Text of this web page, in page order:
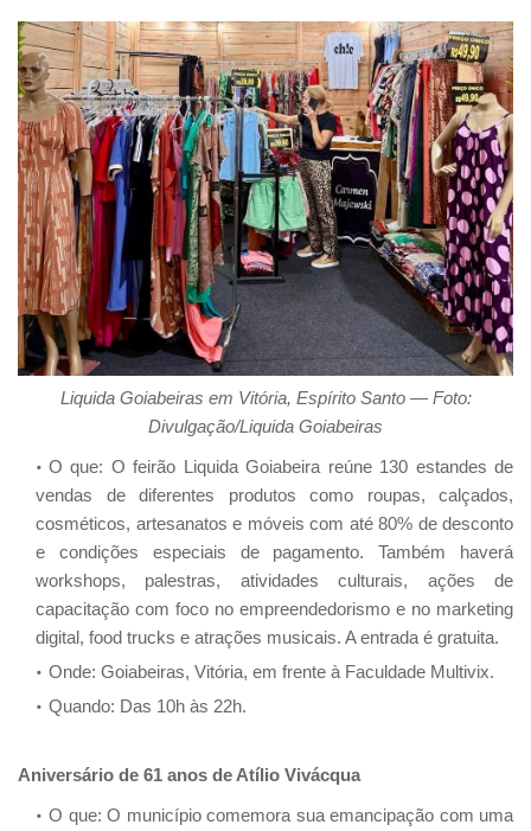
Liquida Goiabeiras em Vitória, Espírito Santo — Foto:
Divulgação/Liquida Goiabeiras
O que: O feirão Liquida Goiabeira reúne 130 estandes de
vendas de diferentes produtos como roupas, calçados,
cosméticos, artesanatos e móveis com até 80% de desconto
e condições especiais de pagamento. Também haverá
workshops, palestras, atividades culturais, ações de
capacitação com foco no empreendedorismo e no marketing
digital, food trucks e atrações musicais. A entrada é gratuita.
Onde: Goiabeiras, Vitória, em frente à Faculdade Multivix.
Quando: Das 10h às 22h.
Aniversário de 61 anos de Atílio Vivácqua
O que: O município comemora sua emancipação com uma